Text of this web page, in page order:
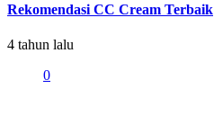
Rekomendasi CC Cream Terbaik
4 tahun lalu
0